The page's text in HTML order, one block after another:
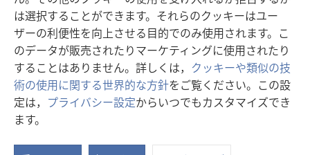
は選択することができます。それらのクッキーはユー
ザーの利便性を向上させる目的でのみ使用されます。こ
のデータが販売されたりマーケティングに使用されたり
することはありません。詳しくは， クッキーや類似の技
術の使用に関する世界的な方針をご覧ください。この設
定は， プライバシー設定からいつでもカスタマイズでき
ます。